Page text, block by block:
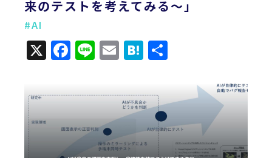
来のテストを考えてみる～」​
#AI
X Facebook
LineEmailHatena